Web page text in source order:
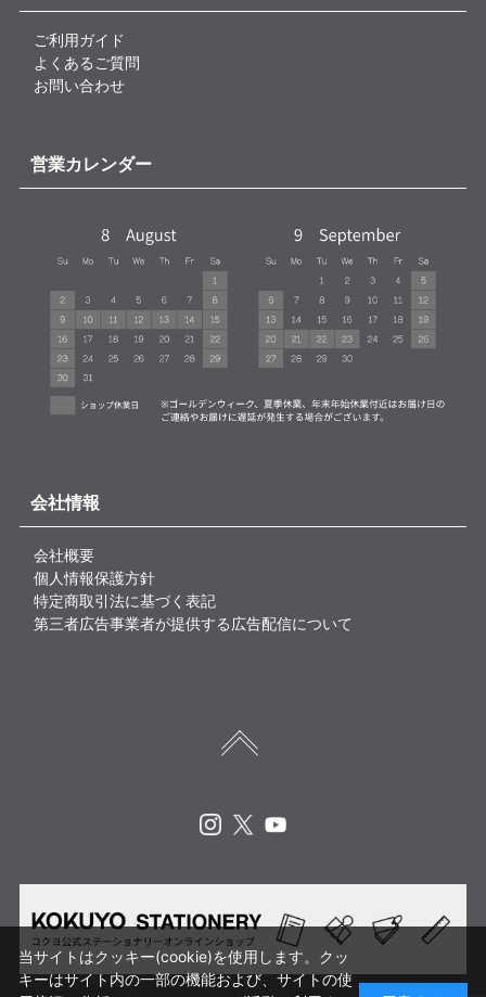
ご利用ガイド
よくあるご質問
お問い合わせ
営業カレンダー
会社情報
会社概要
個人情報保護方針
特定商取引法に基づく表記
第三者広告事業者が提供する広告配信について
当サイトはクッキー(cookie)を使用します。クッ
キーはサイト内の一部の機能および、サイトの使